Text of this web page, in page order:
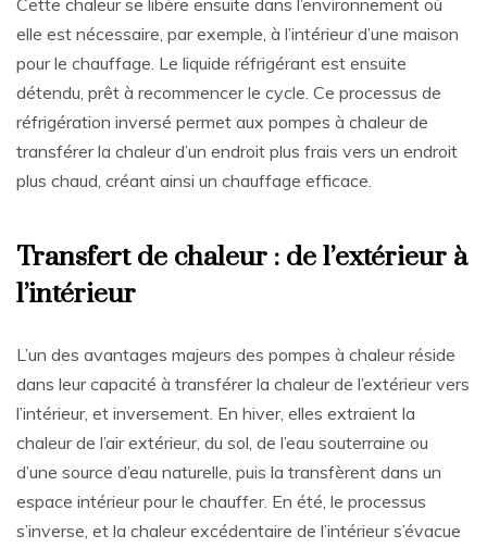
Cette chaleur se libère ensuite dans l’environnement où
elle est nécessaire, par exemple, à l’intérieur d’une maison
pour le chauffage. Le liquide réfrigérant est ensuite
détendu, prêt à recommencer le cycle. Ce processus de
réfrigération inversé permet aux pompes à chaleur de
transférer la chaleur d’un endroit plus frais vers un endroit
plus chaud, créant ainsi un chauffage efficace.
Transfert de chaleur : de l’extérieur à
l’intérieur
L’un des avantages majeurs des pompes à chaleur réside
dans leur capacité à transférer la chaleur de l’extérieur vers
l’intérieur, et inversement. En hiver, elles extraient la
chaleur de l’air extérieur, du sol, de l’eau souterraine ou
d’une source d’eau naturelle, puis la transfèrent dans un
espace intérieur pour le chauffer. En été, le processus
s’inverse, et la chaleur excédentaire de l’intérieur s’évacue